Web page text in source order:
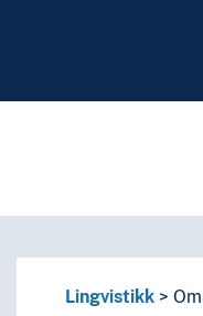
Lingvistikk